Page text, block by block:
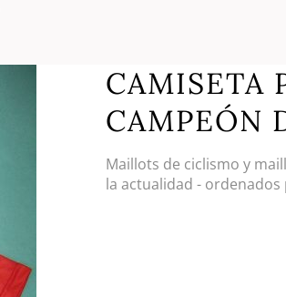
CAMISETA
CAMPEÓN
Maillots de ciclismo y
la actualidad - ordenados